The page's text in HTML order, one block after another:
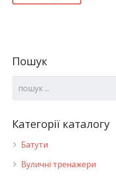
Пошук
Категорії каталогу
Батути
Вуличні тренажери